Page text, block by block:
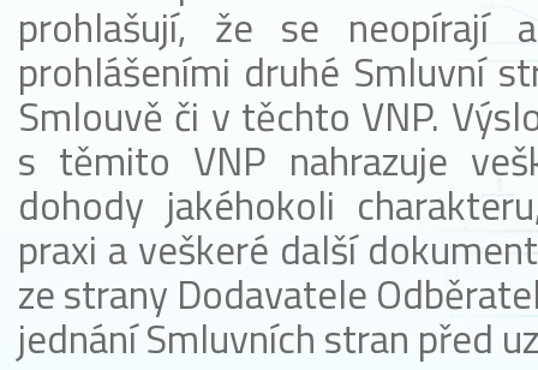
prohlašují, že se neopírají
prohlášeními druhé Smluvní
Smlouvě či v těchto VNP.
s těmito VNP nahrazuje
dohody jakéhokoli
praxi a veškeré další
ze strany Dodavatele
jednání Smluvních stran před